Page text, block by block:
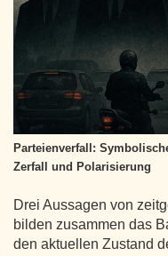
Parteienverfall:
Zerfall und Polarisierung
Drei Aussagen von
bilden zusammen das
den aktuellen Zustand